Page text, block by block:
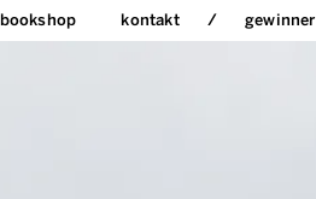
bookshop kontakt gewinner